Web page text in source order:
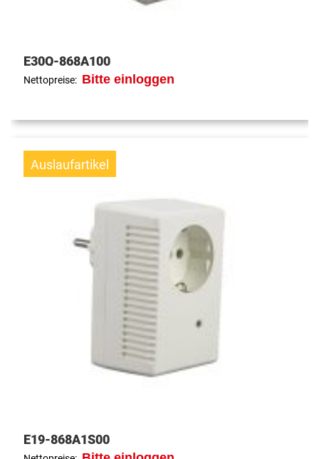
E30Q-868A100
Nettopreise: Bitte einloggen
Auslaufartikel
E19-868A1S00